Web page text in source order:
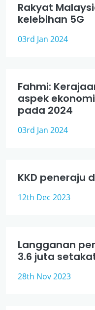
Rakyat
kelebihan 5G
03rd Jan 2024
Fahmi:
aspek
pada 2024
03rd Jan 2024
KKD peneraju
12th Dec 2023
Langganan
3.6 juta
28th Nov 2023